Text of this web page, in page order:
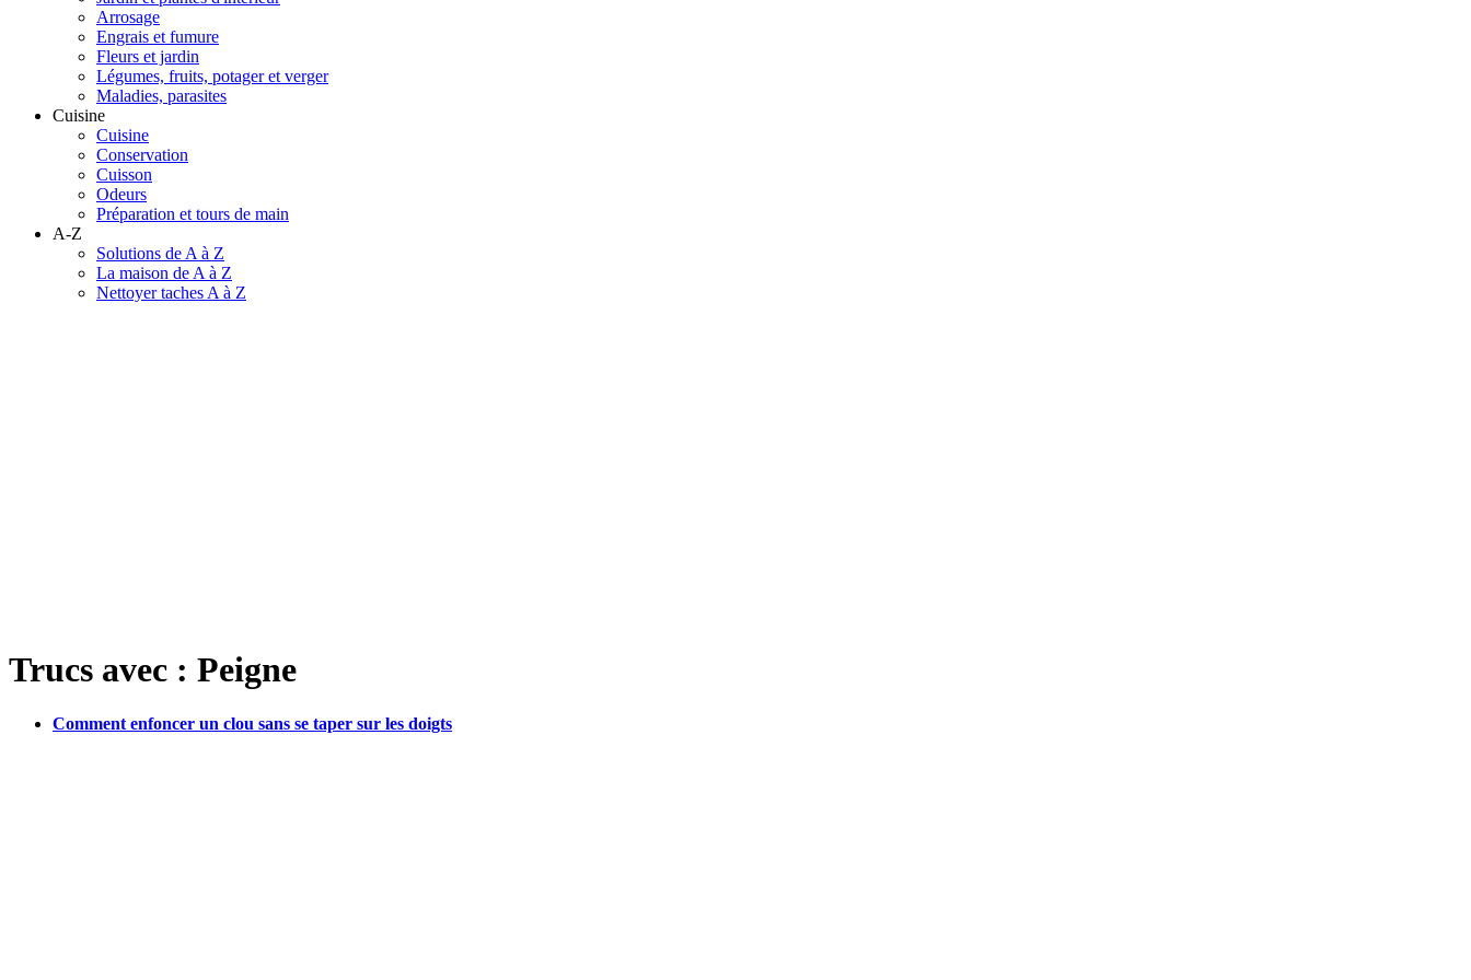
Arrosage
Engrais et fumure
Fleurs et jardin
Légumes, fruits, potager et verger
Maladies, parasites
Cuisine
Cuisine
Conservation
Cuisson
Odeurs
Préparation et tours de main
A-Z
Solutions de A à Z
La maison de A à Z
Nettoyer taches A à Z
Trucs avec : Peigne
Comment enfoncer un clou sans se taper sur les doigts